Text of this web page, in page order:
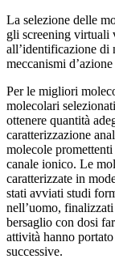
La selezione delle
gli screening virtuali
all’identificazione di
meccanismi
Per le migliori
molecolari
ottenere quantità
caratterizzazione
molecole
canale ionico. Le
caratterizzate in
stati avviati studi
nell’uomo,
bersaglio con dosi
attività hanno
successive.